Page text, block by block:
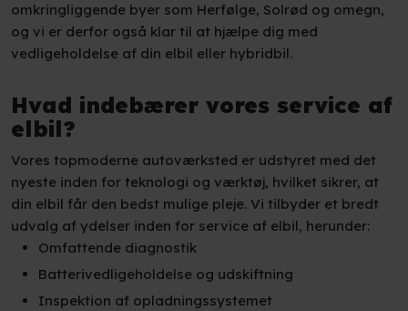
omkringliggende byer som Herfølge, Solrød og omegn,
og vi er derfor også klar til at hjælpe dig med
vedligeholdelse af din elbil eller hybridbil.
Hvad indebærer vores service af
elbil?
Vores topmoderne autoværksted er udstyret med det
nyeste inden for teknologi og værktøj, hvilket sikrer, at
din elbil får den bedst mulige pleje. Vi tilbyder et bredt
udvalg af ydelser inden for service af elbil, herunder:
​Omfattende diagnostik
​Batterivedligeholdelse og udskiftning
​Inspektion af opladningssystemet